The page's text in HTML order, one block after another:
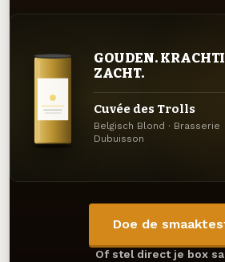
GOUDEN.
ZACHT.
Cuvée des Trolls
Belgisch Blond · Brasserie
Dubuisson
Doe de
Of stel direct je box